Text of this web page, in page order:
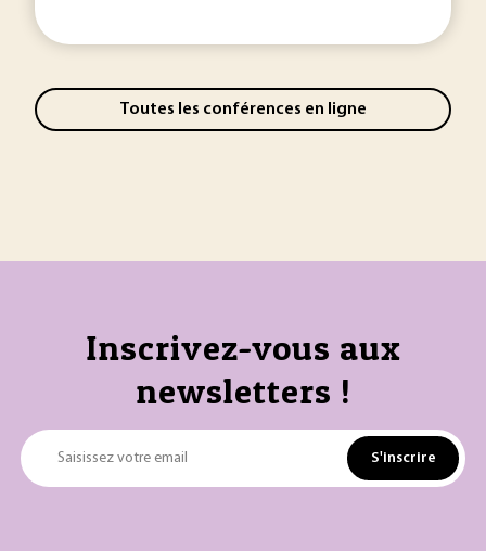
Toutes les conférences en ligne
Inscrivez-vous aux
newsletters !
Saisissez votre email S'inscrire